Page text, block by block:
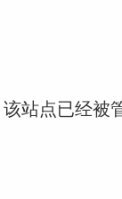
站点已经被